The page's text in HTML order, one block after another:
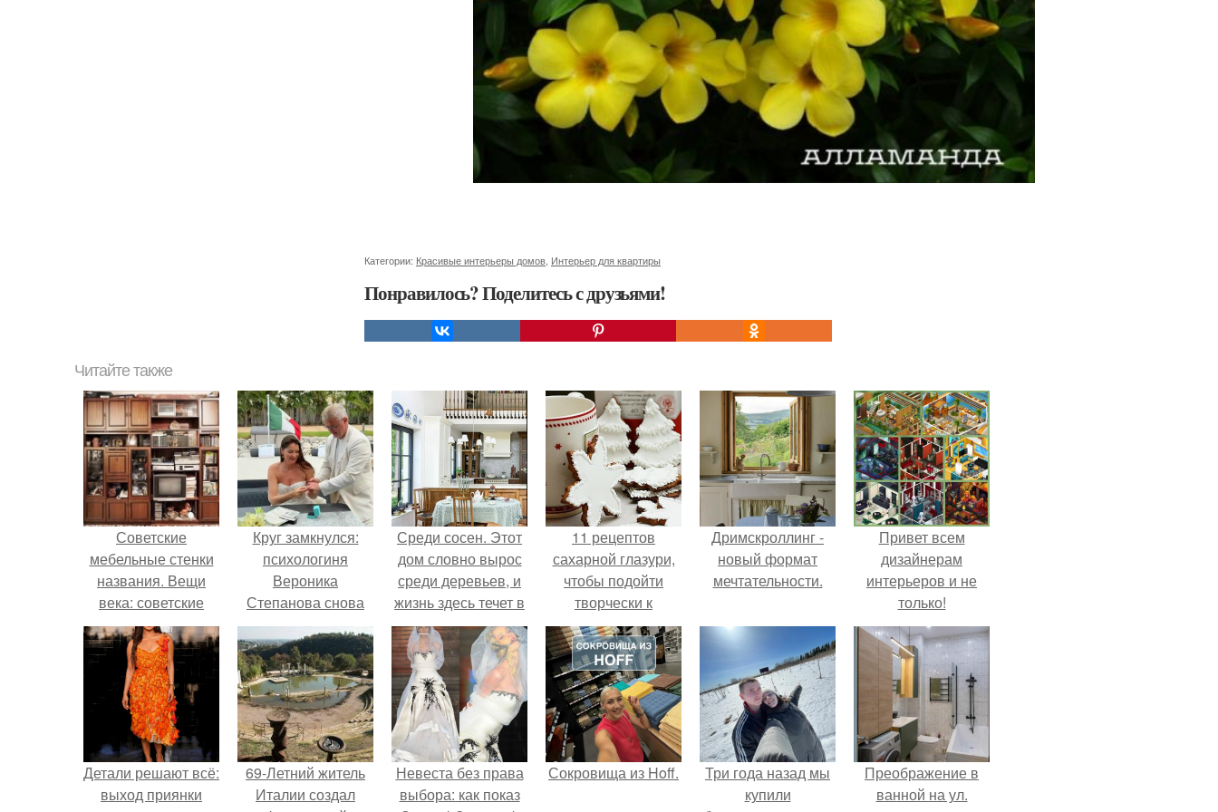
Категории: Красивые интерьеры домов Интерьер для квартиры
Понравилось? Поделитесь с друзьями!
Читайте также
Советские
мебельные стенки
названия. Вещи
века: советские
стенки 80-х.
Круг замкнулся:
психологиня
Вероника
Степанова снова
вышла замуж за
собственного
бывшего мужа.
Среди сосен. Этот
дом словно вырос
среди деревьев, и
жизнь здесь течет в
собственном ритме
- спокойно, без
спешки и лишнего
шума.
11 рецептов
сахарной глазури,
чтобы подойти
творчески к
украшению
печенюшек.
Дримскроллинг -
новый формат
мечтательности.
Привет всем
дизайнерам
интерьеров и не
только!
Детали решают всё:
выход приянки
69-Летний житель
Италии создал
Невеста без права
выбора: как показ
Сокровища из Hoff.
Три года назад мы
купили
Преображение в
ванной на ул.